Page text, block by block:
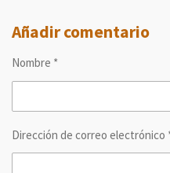
p
a
t
p
a
p
a
p
a
Añadir comentario
Nombre *
Dirección de correo electrónico